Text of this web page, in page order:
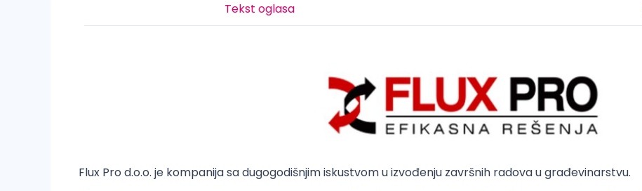
Tekst oglasa
Flux Pro d.o.o. je kompanija sa dugogodišnjim iskustvom u izvođenju završnih radova u građevinarstvu.